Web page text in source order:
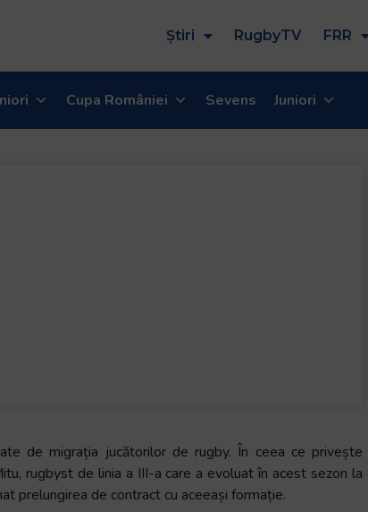
Știri RugbyTV FRR
Cupa României Sevens Juniori
de migrația jucătorilor de rugby. În ceea ce privește
rugbyst de linia a III-a care a evoluat în acest sezon la
prelungirea de contract cu aceeași formație.